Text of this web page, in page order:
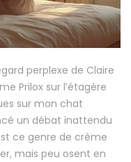
perplexe de Claire
Prilox sur l’étagère
sur mon chat
un débat inattendu
ce genre de crème
mais peu osent en